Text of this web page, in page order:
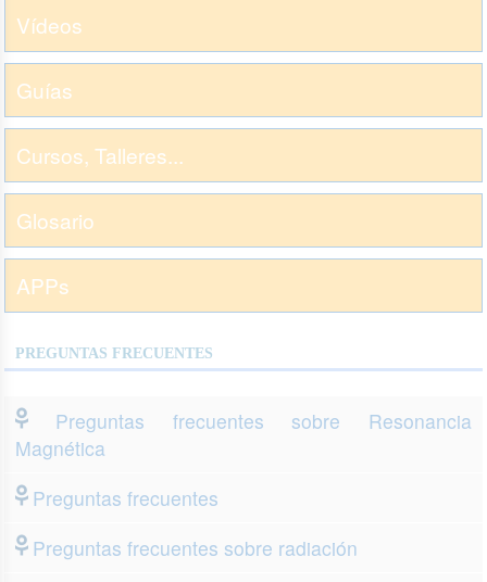
Vídeos
Guías
Cursos, Talleres...
Glosario
APPs
PREGUNTAS FRECUENTES
Preguntas frecuentes sobre Resonancia
Magnética
Preguntas frecuentes
Preguntas frecuentes sobre radiación